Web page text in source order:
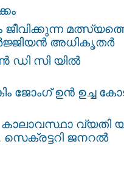
അധികൃതര്‍
ഡി സി യിൽ
ജോംഗ് ഉന്‍ ഉച്ച
കാലാവസ്ഥാ വ്യതി
ജനറൽ